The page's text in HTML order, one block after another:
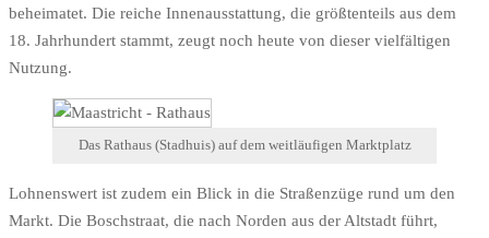
beheimatet. Die reiche Innenausstattung, die größtenteils aus dem
18. Jahrhundert stammt, zeugt noch heute von dieser vielfältigen
Nutzung.
Das Rathaus (Stadhuis) auf dem weitläufigen Marktplatz
Lohnenswert ist zudem ein Blick in die Straßenzüge rund um den
Markt. Die Boschstraat, die nach Norden aus der Altstadt führt,